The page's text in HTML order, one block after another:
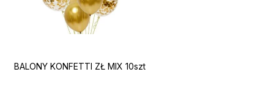
BALONY KONFETTI ZŁ MIX 10szt